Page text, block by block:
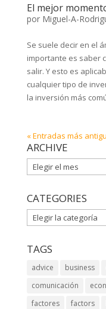
El mejor
por Miguel-A-
Se suele decir en el
importante es saber
salir. Y esto es
cualquier tipo de
la inversión más
« Entradas más
ARCHIVE
ARCHIVE
CATEGORIES
CATEGORIES
TAGS
advice business
comunicación
factores
factors